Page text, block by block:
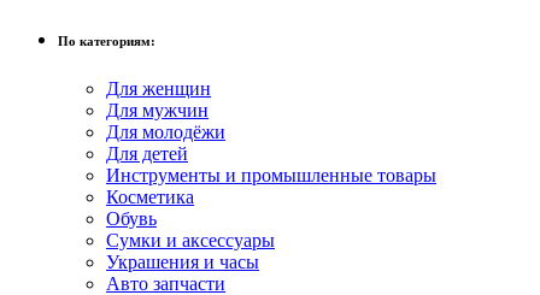
По категориям:
Для женщин
Для мужчин
Для молодёжи
Для детей
Инструменты и промышленные товары
Косметика
Обувь
Сумки и аксессуары
Украшения и часы
Авто запчасти